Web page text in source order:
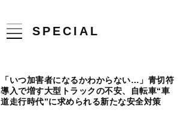
SPECIAL
「いつ加害者になるかわからない…」青切符
導入で増す大型トラックの不安、自転車“車
道走行時代”に求められる新たな安全対策